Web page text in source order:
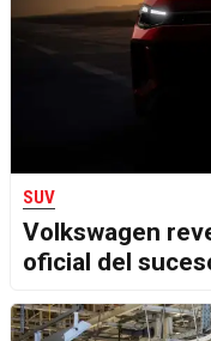
SUV
Volkswagen
oficial del